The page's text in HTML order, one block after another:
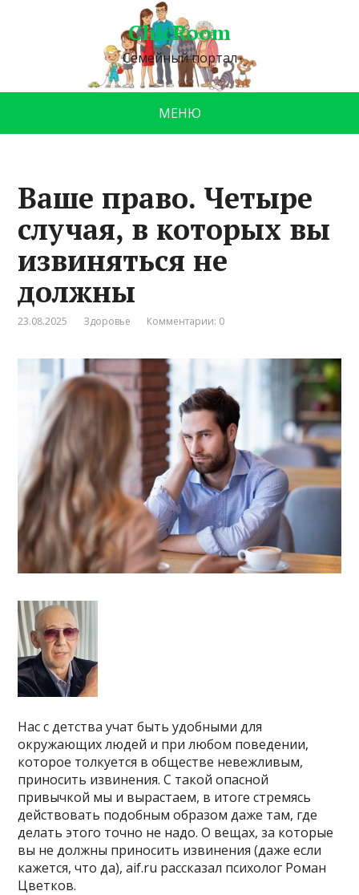
ChicRoom
Семейный портал
МЕНЮ
Ваше право. Четыре
случая, в которых вы
извиняться не
должны
23.08.2025 Здоровье Комментарии: 0
Нас с детства учат быть удобными для
окружающих людей и при любом поведении,
которое толкуется в обществе невежливым,
приносить извинения. С такой опасной
привычкой мы и вырастаем, в итоге стремясь
действовать подобным образом даже там, где
делать этого точно не надо. О вещах, за которые
вы не должны приносить извинения (даже если
кажется, что да), aif.ru рассказал психолог Роман
Цветков.